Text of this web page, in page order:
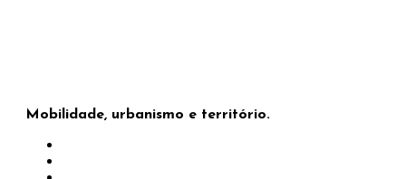
Mobilidade, urbanismo e território.